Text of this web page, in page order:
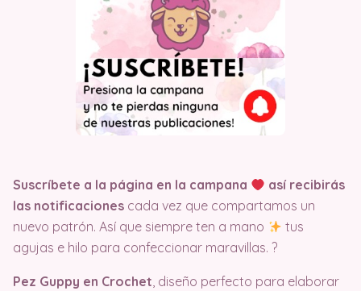
Suscríbete a la página en la campana
así recibirás
las notificaciones cada vez que compartamos un
nuevo patrón. Así que siempre ten a mano
tus
agujas e hilo para confeccionar maravillas. ?
Pez Guppy en Crochet, diseño perfecto para elaborar